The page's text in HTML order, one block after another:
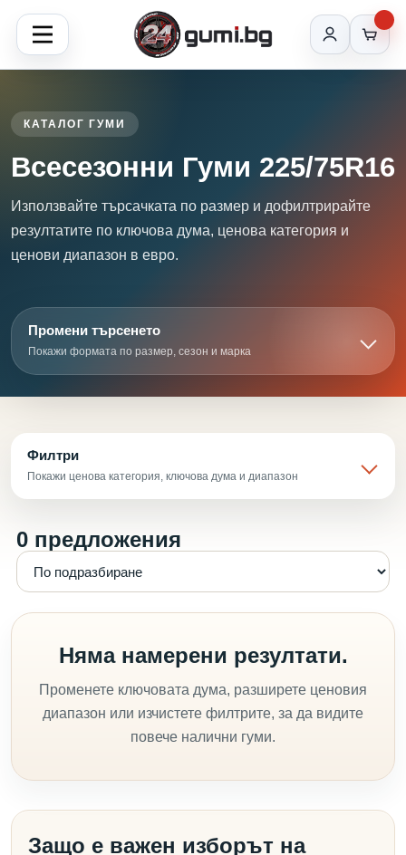
КАТАЛОГ ГУМИ
Всесезонни Гуми 225/75R16
Използвайте търсачката по размер и дофилтрирайте
резултатите по ключова дума, ценова категория и
ценови диапазон в евро.
Промени търсенето
Покажи формата по размер, сезон и марка
Филтри
Покажи ценова категория, ключова дума и диапазон
0 предложения
Няма намерени резултати.
Променете ключовата дума, разширете ценовия
диапазон или изчистете филтрите, за да видите
повече налични гуми.
Защо е важен изборът на